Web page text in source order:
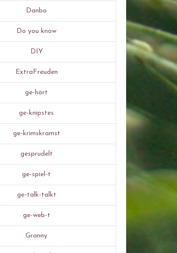
Danbo
Do you know
DIY
ExtraFreuden
ge-hört
ge-knipstes
ge-krimskramst
gesprudelt
ge-spiel-t
ge-talk-talkt
ge-web-t
Granny